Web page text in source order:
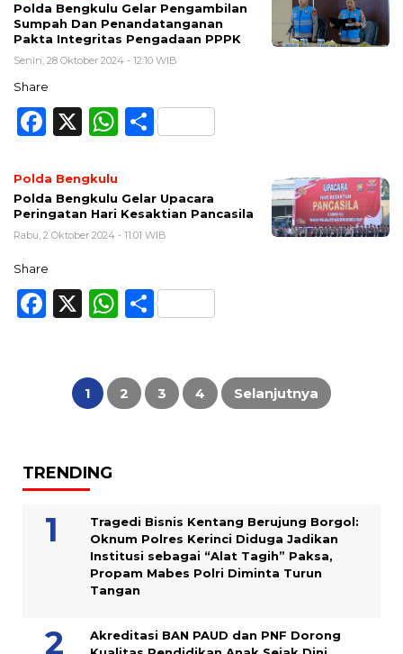
Polda Bengkulu Gelar Pengambilan
Sumpah Dan Penandatanganan
Pakta Integritas Pengadaan PPPK
Senin, 28 Oktober 2024 - 12:10 WIB
Share
Facebook
X WhatsApp
Share
Polda Bengkulu
Polda Bengkulu Gelar Upacara
Peringatan Hari Kesaktian Pancasila
Rabu, 2 Oktober 2024 - 11:01 WIB
Share
Facebook
X WhatsApp
Share
Paginasi
1 2 3 4 Selanjutnya
TRENDING
Tragedi Bisnis Kentang Berujung Borgol:
Oknum Polres Kerinci Diduga Jadikan
Institusi sebagai “Alat Tagih” Paksa,
Propam Mabes Polri Diminta Turun
Tangan
Akreditasi BAN PAUD dan PNF Dorong